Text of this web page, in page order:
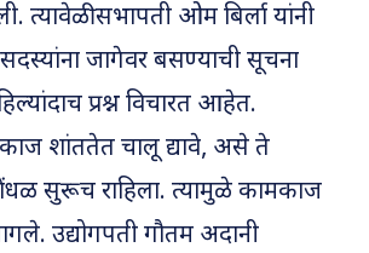
त्यावेळी सभापती ओम बिर्ला यांनी
सदस्यांना जागेवर बसण्याची सूचना
प्रश्न विचारत आहेत.
शांततेत चालू द्यावे, असे ते
सुरूच राहिला. त्यामुळे कामकाज
उद्योगपती गौतम अदानी